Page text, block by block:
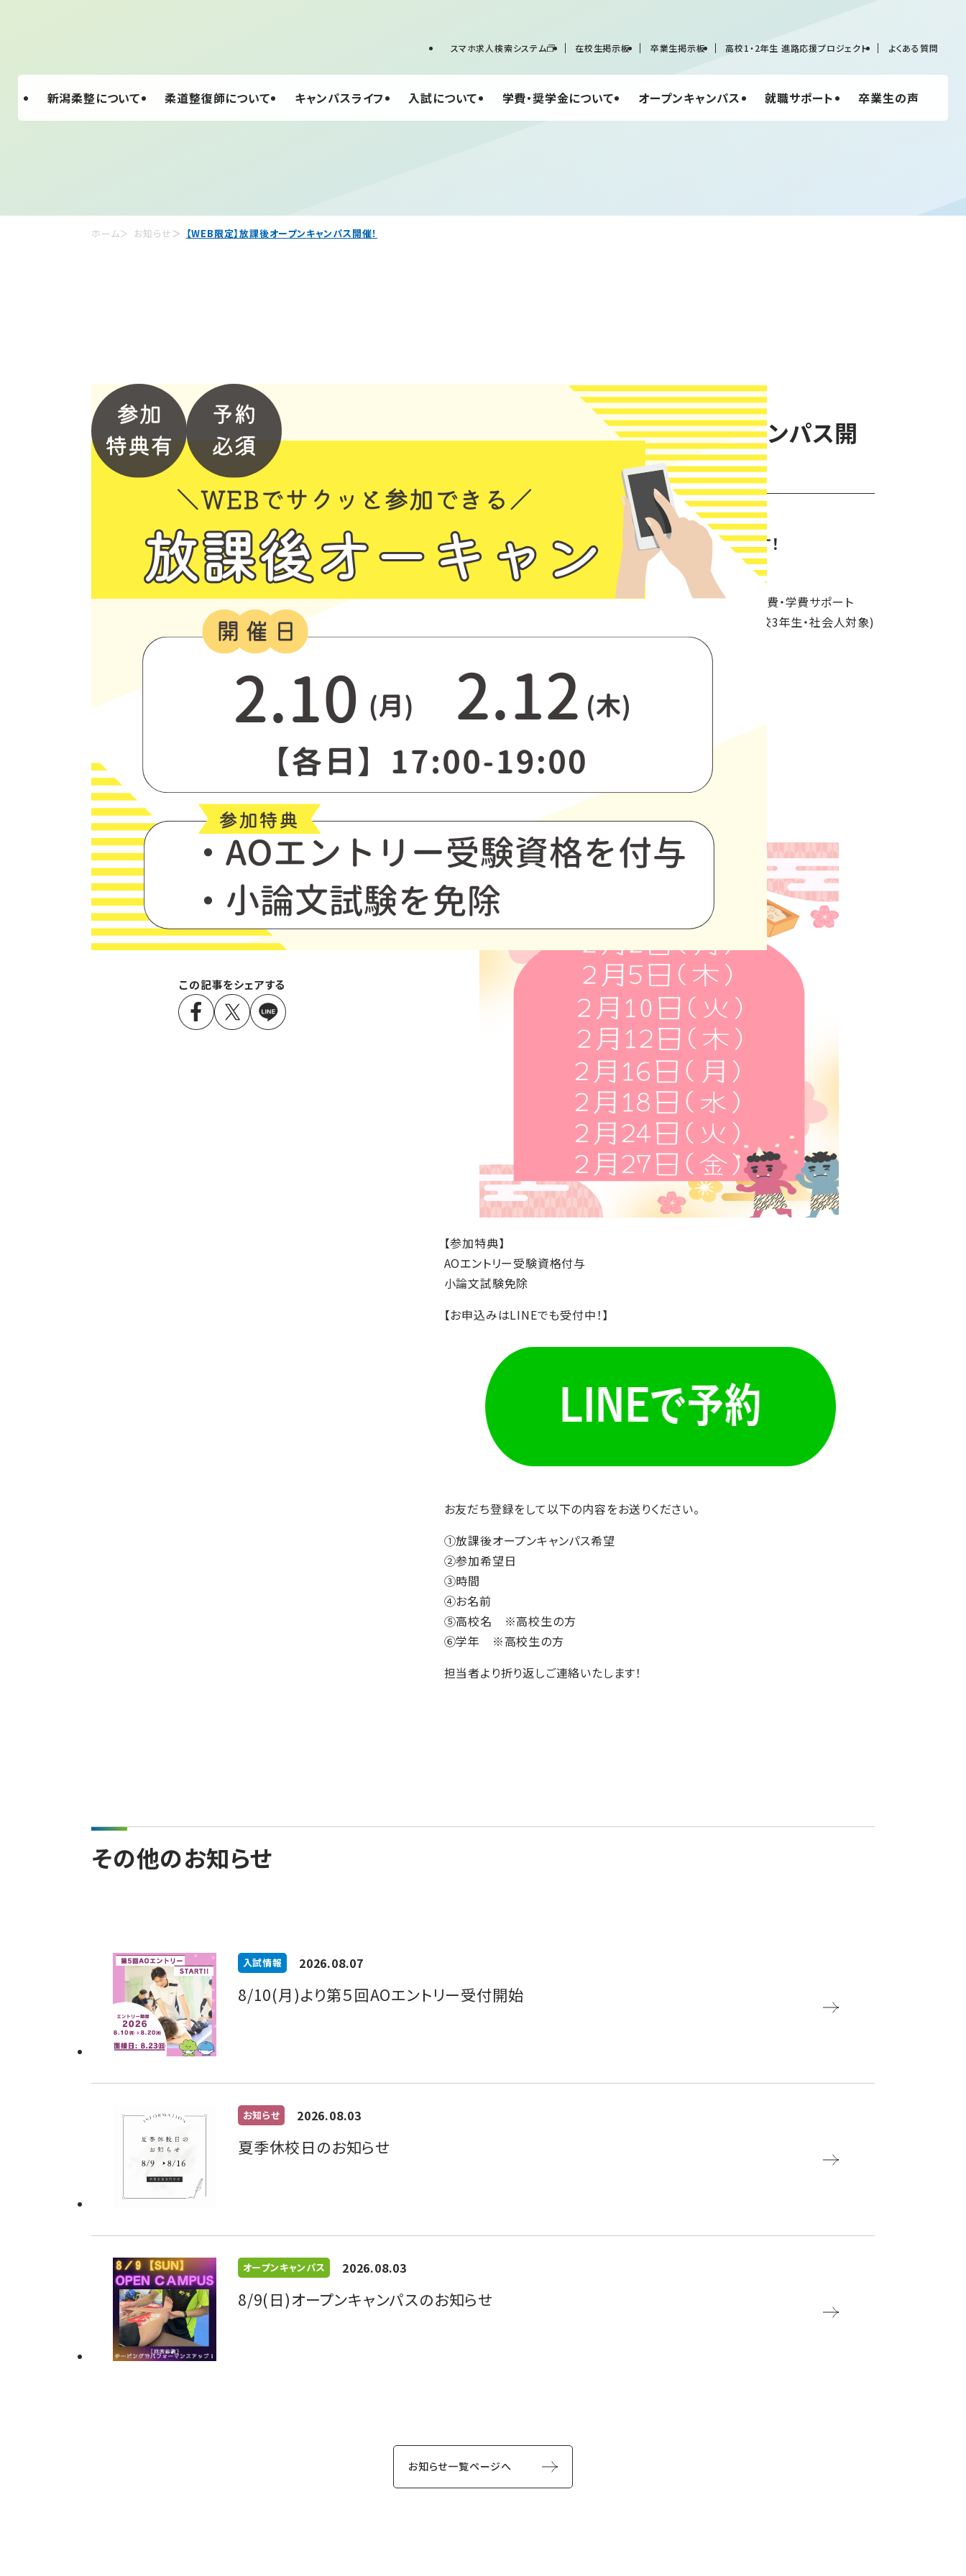
スマホ求人検索システム 在校生掲示板 卒業生掲示板 高校1・2年生 進路応援プロジェクト よくある質問
新潟柔整について 柔道整復師について キャンパスライフ 入試について 学費・奨学金について オープンキャンパス 就職サポート 卒業生の声
ホーム お知らせ 【WEB限定】放課後オープンキャンパス開催！
この記事をシェアする
2026.01.30
【WEB限定】放課後オープンキャンパス開
平日の放課後にオープンキャンパスを開催します！
【こんな内容が聞けるよ！】
■学校説明 ■学科説明 ■一人暮らし ■入試説明 ■学費・学費サポート
■大学と専門学校の違い ■進路相談 ■試験対策相談(高校3年生・社会人対象)
など
【参加方法】
①動画視聴型
②Zoomで個別相談
【開催時間】
①17：00～19：00のお好きな時間にご参加ください
②17：00～18：00／18：00～19：00 各回1時間ほど
【開催日程】
【参加特典】
AOエントリー受験資格付与
小論文試験免除
【お申込みはLINEでも受付中！】
お友だち登録をして以下の内容をお送りください。
①放課後オープンキャンパス希望
②参加希望日
③時間
④お名前
⑤高校名 ※高校生の方
⑥学年 ※高校生の方
担当者より折り返しご連絡いたします！
その他のお知らせ
入試情報 2026.08.07
8/10(月)より第５回AOエントリー受付開始
お知らせ 2026.08.03
夏季休校日のお知らせ
オープンキャンパス 2026.08.03
8/9(日)オープンキャンパスのお知らせ
お知らせ一覧ページへ